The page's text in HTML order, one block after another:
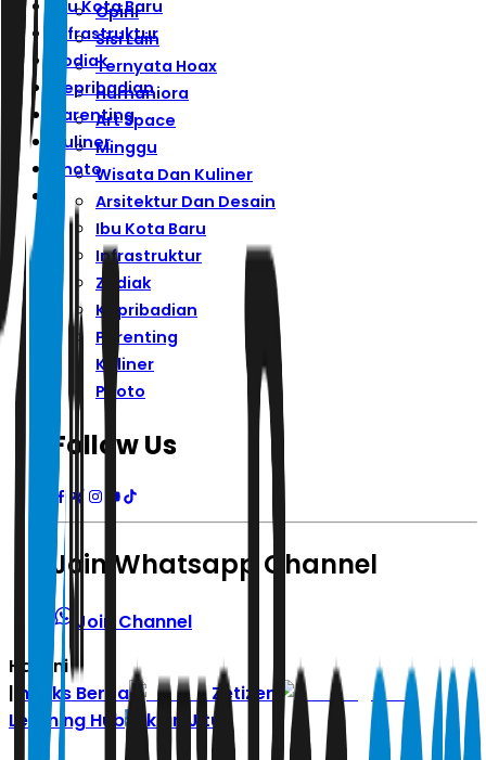
Ibu Kota Baru
Infrastruktur
Zodiak
Kepribadian
Parenting
Kuliner
Photo
Opini
Sisi Lain
Ternyata Hoax
Humaniora
Art Space
Minggu
Wisata Dan Kuliner
Arsitektur Dan Desain
Ibu Kota Baru
Infrastruktur
Zodiak
Kepribadian
Parenting
Kuliner
Photo
Follow Us
Join Whatsapp Channel
Join Channel
Hari ini
| Indeks Berita
Zetizen
Learning Hub
Iklan Jitu